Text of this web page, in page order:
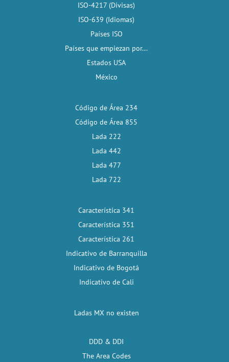
ISO-4217 (Divisas)
ISO-639 (Idiomas)
Países ISO
Países que empiezan por...
Estados USA
México
Código de Área 234
Código de Área 855
Lada 222
Lada 442
Lada 477
Lada 722
Característica 341
Característica 351
Característica 261
Indicativo de Barranquilla
Indicativo de Bogotá
Indicativo de Cali
Ladas MX no existen
DDD & DDI
The Area Codes